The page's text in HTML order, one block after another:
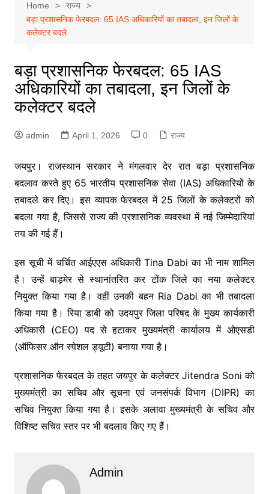
Home
राज्य
बड़ा प्रशासनिक फेरबदल: 65 IAS अधिकारियों का तबादला, इन जिलों के
कलेक्टर बदले
बड़ा प्रशासनिक फेरबदल: 65 IAS
अधिकारियों का तबादला, इन जिलों के
कलेक्टर बदले
admin April 1, 2026 0 राज्य
जयपुर। राजस्थान सरकार ने मंगलवार देर रात बड़ा प्रशासनिक
बदलाव करते हुए 65 भारतीय प्रशासनिक सेवा (IAS) अधिकारियों के
तबादले कर दिए। इस व्यापक फेरबदल में 25 जिलों के कलेक्टरों को
बदला गया है, जिससे राज्य की प्रशासनिक व्यवस्था में नई जिम्मेदारियां
तय की गई हैं।
इस सूची में चर्चित आईएएस अधिकारीTina Dabi का भी नाम शामिल
है। उन्हें बाड़मेर से स्थानांतरित कर टोंक जिले का नया कलेक्टर
नियुक्त किया गया है। वहीं उनकी बहन Ria Dabi का भी तबादला
किया गया है। रिया डाबी को उदयपुर जिला परिषद के मुख्य कार्यकारी
अधिकारी (CEO) पद से हटाकर मुख्यमंत्री कार्यालय में ओएसडी
(ऑफिसर ऑन स्पेशल ड्यूटी) बनाया गया है।
प्रशासनिक फेरबदल के तहत जयपुर के कलेक्टर Jitendra Soni को
मुख्यमंत्री का सचिव और सूचना एवं जनसंपर्क विभाग (DIPR) का
सचिव नियुक्त किया गया है। इसके अलावा मुख्यमंत्री के सचिव और
विशिष्ट सचिव स्तर पर भी बदलाव किए गए हैं।
Admin